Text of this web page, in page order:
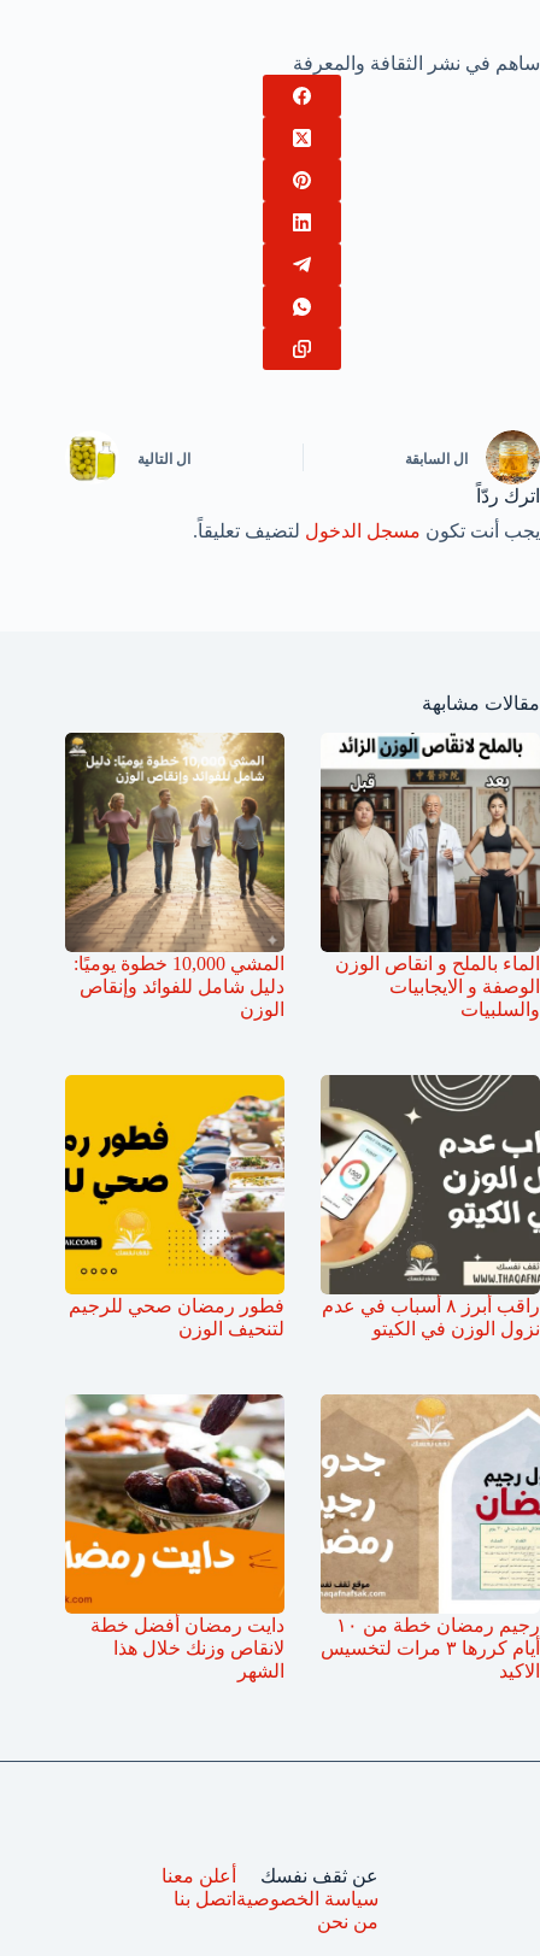
ساهم في نشر الثقافة والمعرفة
ال السابقة ال التالية
اترك ردّاً
يجب أنت تكون مسجل الدخول لتضيف تعليقاً.
مقالات مشابهة
الماء بالملح و انقاص الوزن
الوصفة و الايجابيات
والسلبيات
المشي 10,000 خطوة يوميًا:
دليل شامل للفوائد وإنقاص
الوزن
راقب أبرز ٨ أسباب في عدم
نزول الوزن في الكيتو
فطور رمضان صحي للرجيم
لتنحيف الوزن
رجيم رمضان خطة من ١٠
أيام كررها ٣ مرات لتخسيس
الاكيد
دايت رمضان أفضل خطة
لانقاص وزنك خلال هذا
الشهر
عن ثقف نفسك
سياسة الخصوصية
من نحن
أعلن معنا
اتصل بنا